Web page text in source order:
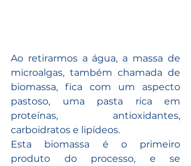
Ao retirarmos a água, a massa de
microalgas, também chamada de
biomassa, fica com um aspecto
pastoso, uma pasta rica em
proteínas, antioxidantes,
carboidratos e lipídeos.
Esta biomassa é o primeiro
produto do processo, e se